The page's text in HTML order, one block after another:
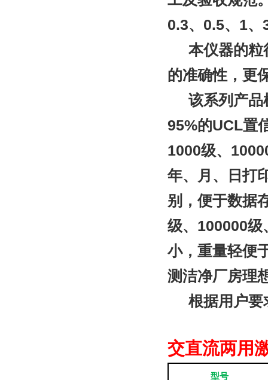
0.3、0.5、1
本仪器的粒
的准确性，更
该系列产品
95%的UCL置
1000级、
年、月、日打
别，便于数据
级、100000级
小，重量轻便
测洁净厂房理
根据用户要
交直流两用
型号